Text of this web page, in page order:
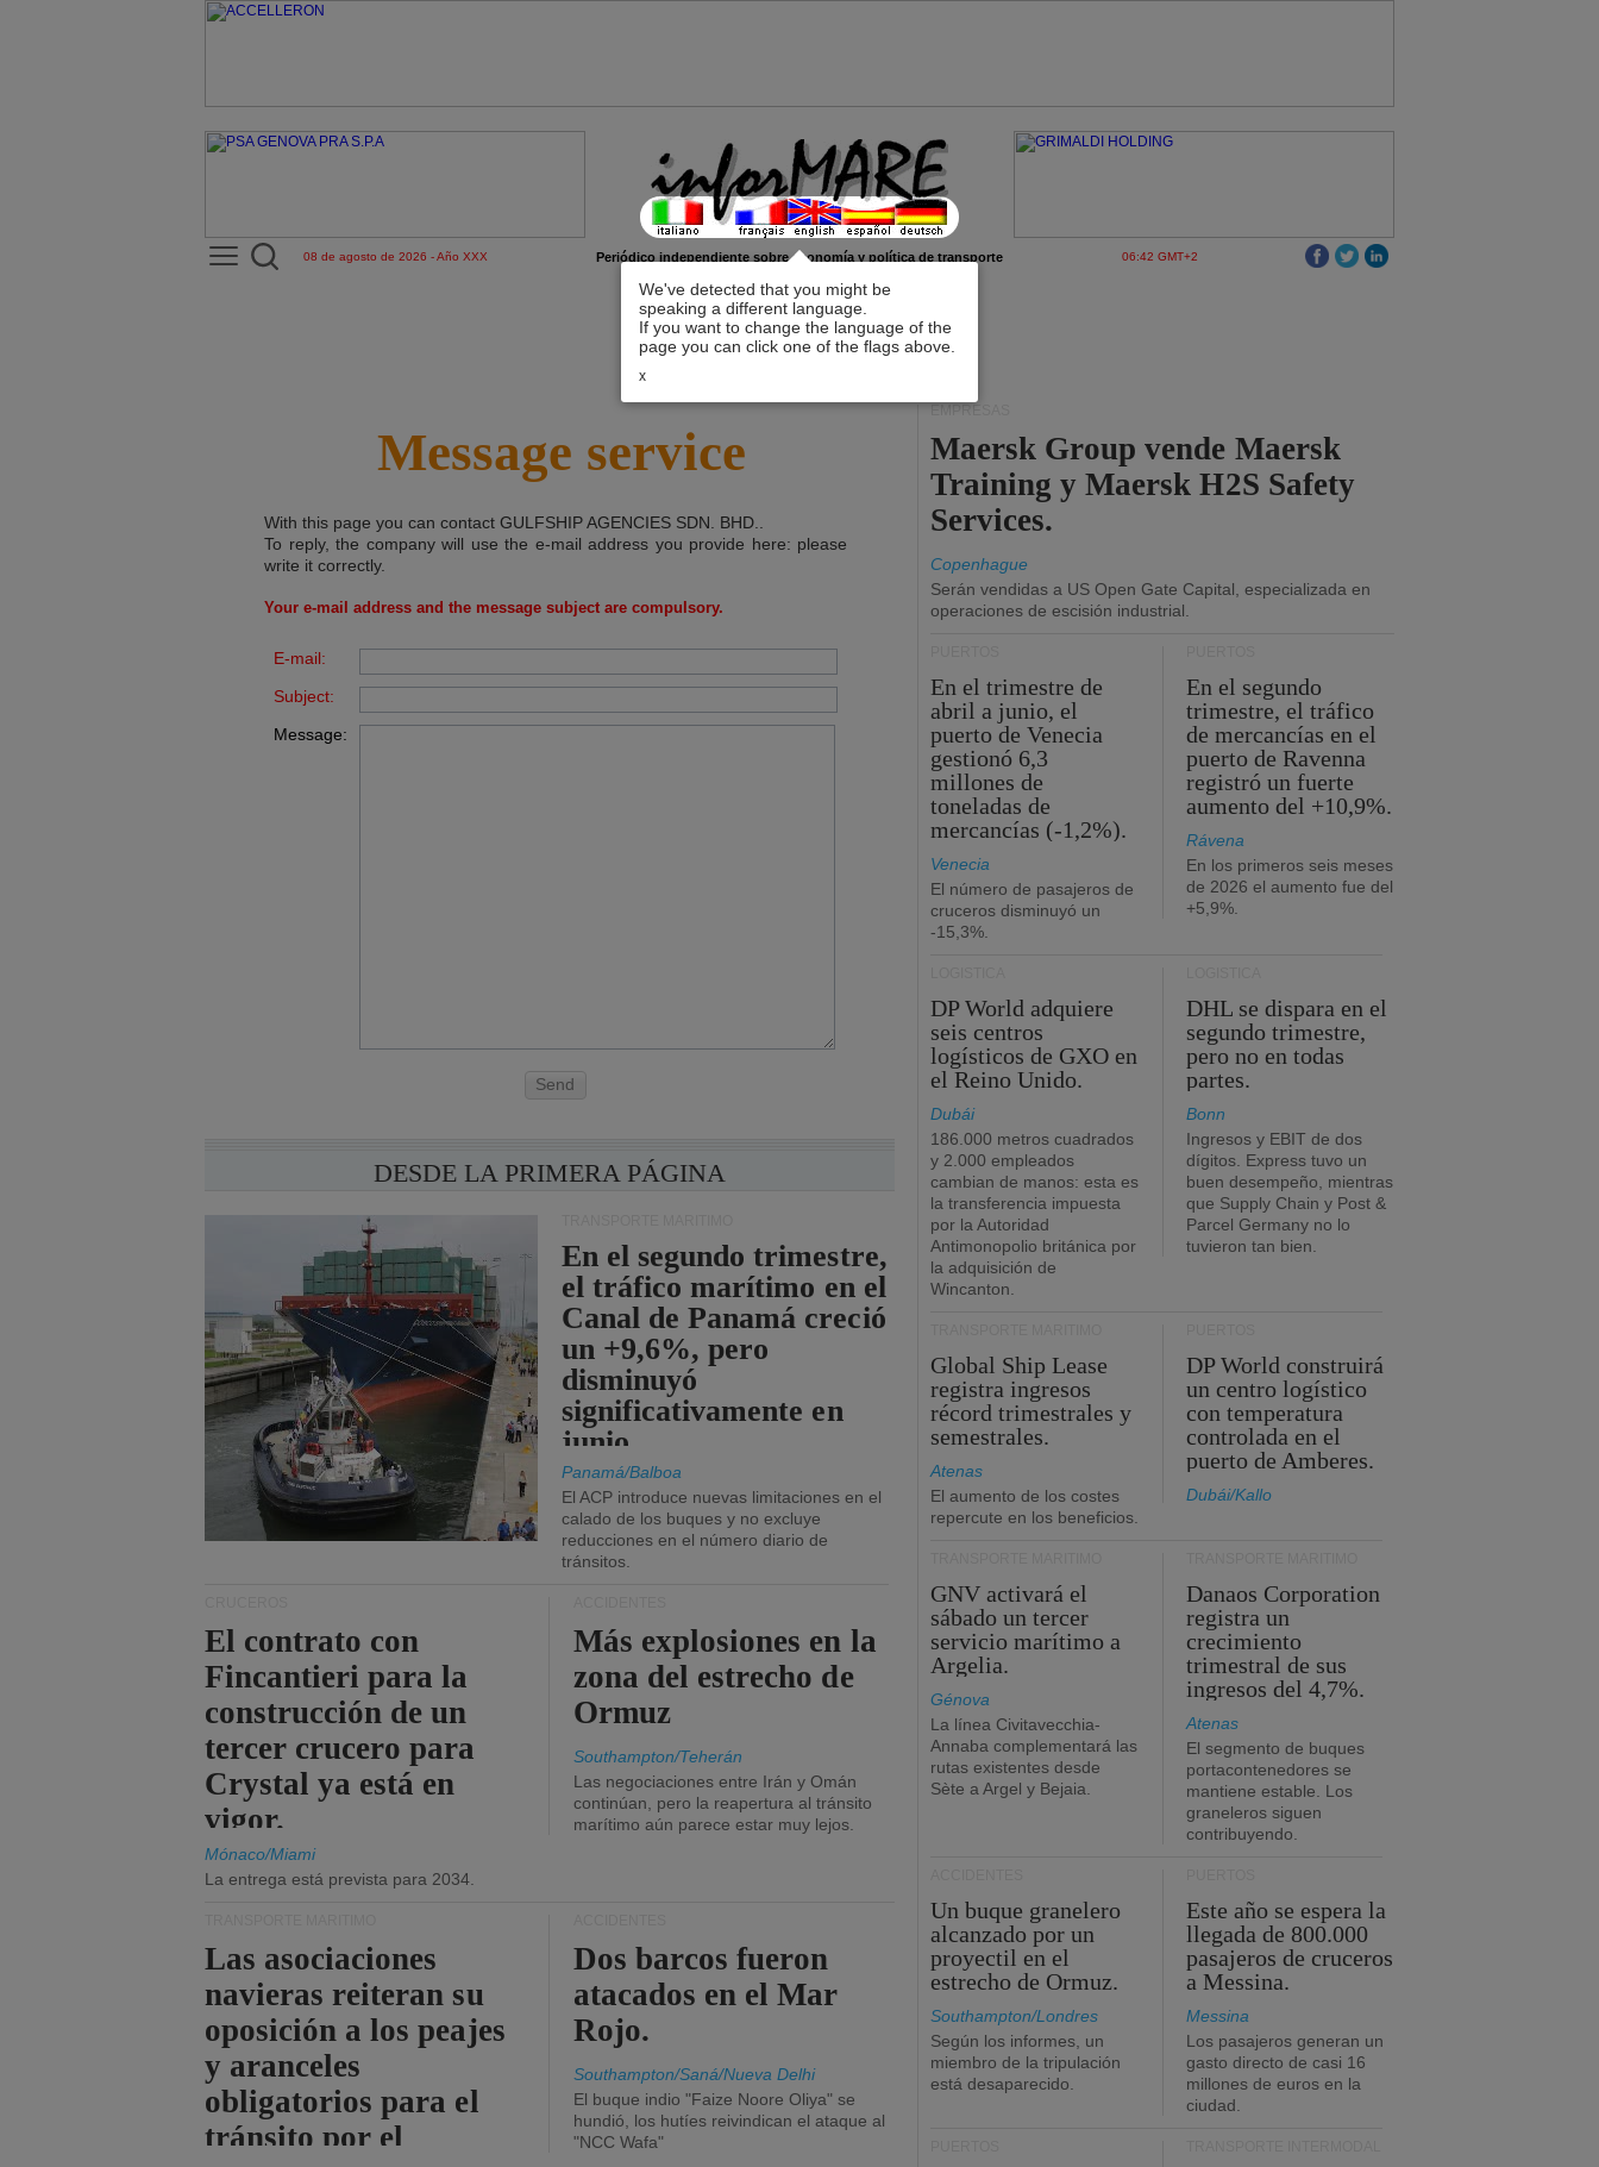
We've detected that you might be
speaking a different language.
If you want to change the language of the
page you can click one of the flags above.
x
08 de agosto de 2026 - Año XXX Periódico independiente sobre economía y política de transporte 06:42 GMT+2
Message service
With this page you can contact GULFSHIP AGENCIES SDN. BHD.
To reply, the company will use the e-mail address you provide here: please
write it correctly.
Your e-mail address and the message subject are compulsory.
E-mail:
Subject:
Message:
Send
DESDE LA PRIMERA PÁGINA
En el segundo trimestre,
el tráfico marítimo en el
Canal de Panamá creció
un +9,6%, pero
disminuyó
significativamente en
junio.
Panamá/Balboa
El ACP introduce nuevas limitaciones en el
calado de los buques y no excluye
reducciones en el número diario de
tránsitos.
El contrato con
Fincantieri para la
construcción de un
tercer crucero para
Crystal ya está en
vigor.
Mónaco/Miami
La entrega está prevista para 2034.
Más explosiones en la
zona del estrecho de
Ormuz
Southampton/Teherán
Las negociaciones entre Irán y Omán
continúan, pero la reapertura al tránsito
marítimo aún parece estar muy lejos.
Las asociaciones
navieras reiteran su
oposición a los peajes
y aranceles
obligatorios para el
tránsito por el
Dos barcos fueron
atacados en el Mar
Rojo.
Southampton/Saná/Nueva Delhi
El buque indio "Faize Noore Oliya" se
hundió, los hutíes reivindican el ataque al
"NCC Wafa"
EMPRESAS
Maersk Group vende Maersk
Training y Maersk H2S Safety
Services.
Copenhague
Serán vendidas a US Open Gate Capital, especializada en
operaciones de escisión industrial.
En el trimestre de
abril a junio, el
puerto de Venecia
gestionó 6,3
millones de
toneladas de
mercancías (-1,2%).
Venecia
El número de pasajeros de
cruceros disminuyó un
-15,3%.
En el segundo
trimestre, el tráfico
de mercancías en el
puerto de Ravenna
registró un fuerte
aumento del +10,9%.
Rávena
En los primeros seis meses
de 2026 el aumento fue del
+5,9%.
DP World adquiere
seis centros
logísticos de GXO en
el Reino Unido.
Dubái
186.000 metros cuadrados
y 2.000 empleados
cambian de manos: esta es
la transferencia impuesta
por la Autoridad
Antimonopolio británica por
la adquisición de
Wincanton.
DHL se dispara en el
segundo trimestre,
pero no en todas
partes.
Bonn
Ingresos y EBIT de dos
dígitos. Express tuvo un
buen desempeño, mientras
que Supply Chain y Post &
Parcel Germany no lo
tuvieron tan bien.
Global Ship Lease
registra ingresos
récord trimestrales y
semestrales.
Atenas
El aumento de los costes
repercute en los beneficios.
DP World construirá
un centro logístico
con temperatura
controlada en el
puerto de Amberes.
Dubái/Kallo
GNV activará el
sábado un tercer
servicio marítimo a
Argelia.
Génova
La línea Civitavecchia-
Annaba complementará las
rutas existentes desde
Sète a Argel y Bejaia.
Danaos Corporation
registra un
crecimiento
trimestral de sus
ingresos del 4,7%.
Atenas
El segmento de buques
portacontenedores se
mantiene estable. Los
graneleros siguen
contribuyendo.
Un buque granelero
alcanzado por un
proyectil en el
estrecho de Ormuz.
Southampton/Londres
Según los informes, un
miembro de la tripulación
está desaparecido.
Este año se espera la
llegada de 800.000
pasajeros de cruceros
a Messina.
Messina
Los pasajeros generan un
gasto directo de casi 16
millones de euros en la
ciudad.